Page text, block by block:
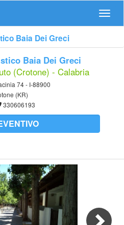
Baia Dei Greci
Baia Dei Greci
(Crotone) - Calabria
74 - I-88900
(KR)
330606193